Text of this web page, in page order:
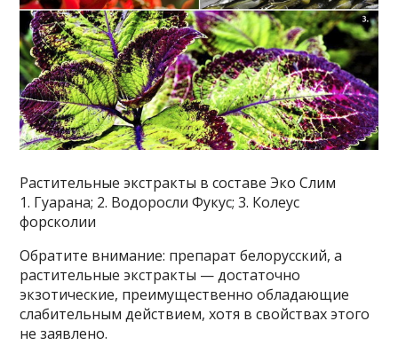
Растительные экстракты в составе Эко Слим
1. Гуарана; 2. Водоросли Фукус; 3. Колеус
форсколии
Обратите внимание: препарат белорусский, а
растительные экстракты — достаточно
экзотические, преимущественно обладающие
слабительным действием, хотя в свойствах этого
не заявлено.